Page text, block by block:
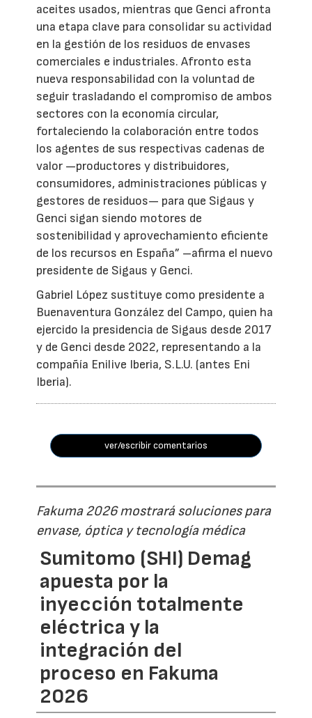
aceites usados, mientras que Genci afronta
una etapa clave para consolidar su actividad
en la gestión de los residuos de envases
comerciales e industriales. Afronto esta
nueva responsabilidad con la voluntad de
seguir trasladando el compromiso de ambos
sectores con la economía circular,
fortaleciendo la colaboración entre todos
los agentes de sus respectivas cadenas de
valor —productores y distribuidores,
consumidores, administraciones públicas y
gestores de residuos— para que Sigaus y
Genci sigan siendo motores de
sostenibilidad y aprovechamiento eficiente
de los recursos en España” –afirma el nuevo
presidente de Sigaus y Genci.
Gabriel López sustituye como presidente a
Buenaventura González del Campo, quien ha
ejercido la presidencia de Sigaus desde 2017
y de Genci desde 2022, representando a la
compañía Enilive Iberia, S.L.U. (antes Eni
Iberia).
ver/escribir comentarios
Fakuma 2026 mostrará soluciones para
envase, óptica y tecnología médica
Sumitomo (SHI) Demag
apuesta por la
inyección totalmente
eléctrica y la
integración del
proceso en Fakuma
2026